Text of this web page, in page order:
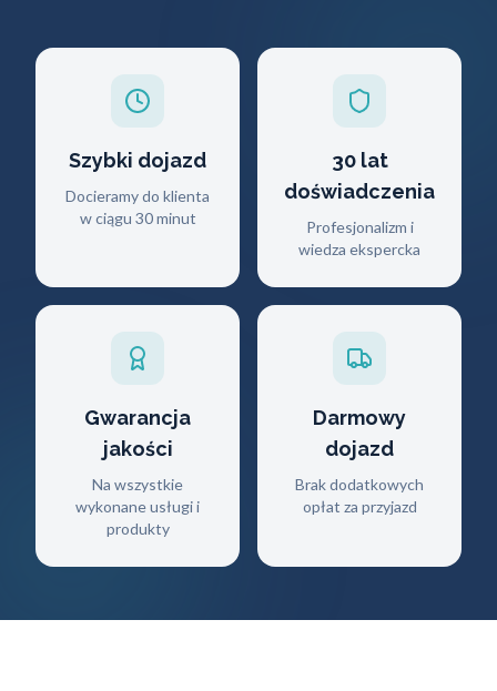
Szybki dojazd
Docieramy do klienta
w ciągu 30 minut
30 lat
doświadczenia
Profesjonalizm i
wiedza ekspercka
Gwarancja
jakości
Na wszystkie
wykonane usługi i
produkty
Darmowy
dojazd
Brak dodatkowych
opłat za przyjazd